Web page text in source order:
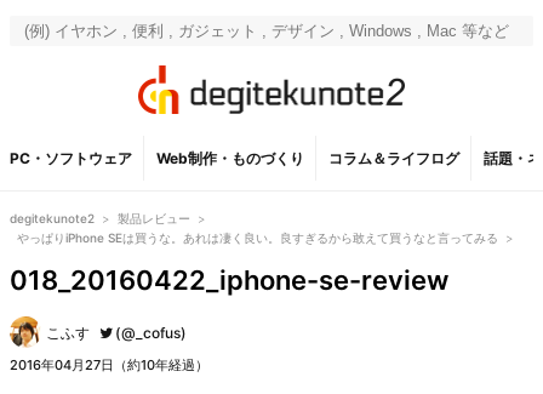
PC・ソフトウェア Web制作・ものづくり コラム＆ライフログ 話題・
degitekunote2 > 製品レビュー
>
やっぱりiPhone SEは買うな。あれは凄く良い。良すぎるから敢えて買うなと言ってみる
>
018_20160422_iphone-se-review
こふす (@_cofus)
2016年04月27日（約10年経過）